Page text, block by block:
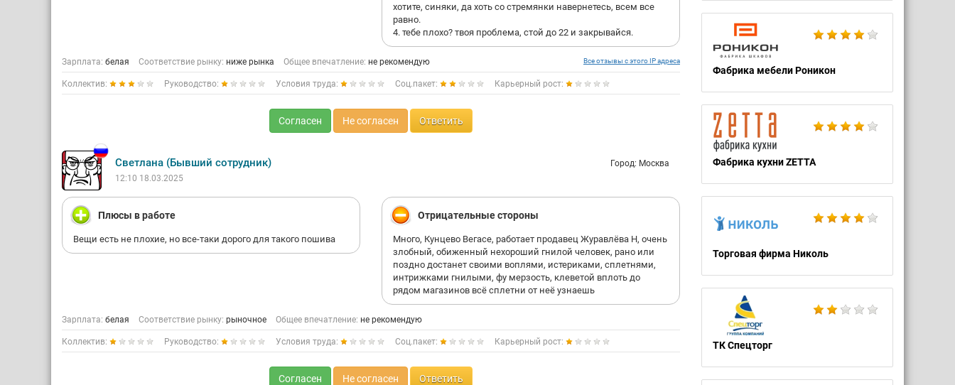
Фабрика мебели Роникон
Фабрика кухни ZETTA
Торговая фирма Николь
ТК Спецторг
хотите, синяки, да хоть со стремянки навернетесь, всем все
равно.
4. тебе плохо? твоя проблема, стой до 22 и закрывайся.
Зарплата: белая Соответствие рынку: ниже рынка Общее впечатление: не рекомендую Все отзывы с этого IP адреса
Коллектив: Руководство: Условия труда: Соц.пакет: Карьерный рост:
Согласен Не согласен Ответить
Светлана (Бывший сотрудник)
Город: Москва
12:10 18.03.2025
Плюсы в работе
Вещи есть не плохие, но все-таки дорого для такого пошива
Отрицательные стороны
Много, Кунцево Вегасе, работает продавец Журавлёва Н, очень
злобный, обиженный нехороший гнилой человек, рано или
поздно достанет своими воплями, истериками, сплетнями,
интрижками гнилыми, фу мерзость, клеветой вплоть до
рядом магазинов всё сплетни от неё узнаешь
Зарплата: белая Соответствие рынку: рыночное Общее впечатление: не рекомендую
Коллектив: Руководство: Условия труда: Соц.пакет: Карьерный рост:
Согласен Не согласен Ответить